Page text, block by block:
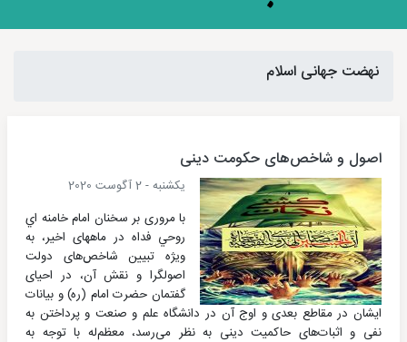
نهضت جهانی اسلام
اصول و شاخص‌های حکومت دینی
یکشنبه - 2 آگوست 2020
با مروری بر سخنان امام خامنه اي
روحي فداه در ماههای اخیر، به
ویژه تبیین شاخص‌های دولت
اصولگرا و نقش آن،‌ در احیای
گفتمان حضرت امام (ره) و بیانات
ايشان در مقاطع بعدی و اوج آن در دانشگاه علم و صنعت و پرداختن به
نفی و اثبات‌های حاکمیت دینی به نظر می‌رسد،‌ معظم‌له با توجه به